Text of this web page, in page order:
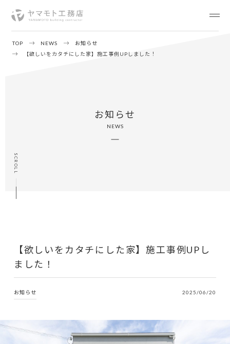
TOP NEWS
お知らせ
【欲しいをカタチにした家】施工事例UPしました！
SCROLL
お知らせ
NEWS
【欲しいをカタチにした家】施工事例UPし
ました！
お知らせ 2025/06/20